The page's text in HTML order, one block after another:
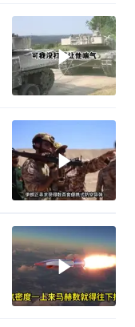
强国建设